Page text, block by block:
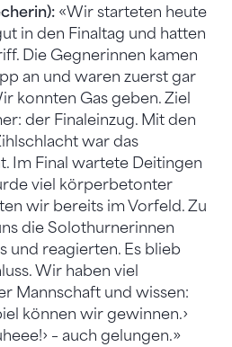
«Wir starteten heute
in den Finaltag und hatten
Die Gegnerinnen kamen
an und waren zuerst gar
konnten Gas geben. Ziel
der Finaleinzug. Mit den
war das
Im Final wartete Deitingen
viel körperbetonter
wir bereits im Vorfeld. Zu
die Solothurnerinnen
und reagierten. Es blieb
Wir haben viel
Mannschaft und wissen:
können wir gewinnen.›
– auch gelungen.»